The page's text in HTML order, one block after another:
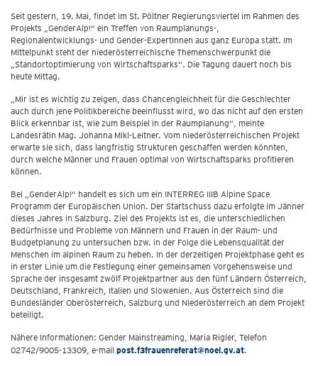
Seit gestern, 19. Mai, findet im St. Pöltner Regierungsviertel im Rahmen des
Projekts „GenderAlp!“ ein Treffen von Raumplanungs-,
Regionalentwicklungs- und Gender-ExpertInnen aus ganz Europa statt. Im
Mittelpunkt steht der niederösterreichische Themenschwerpunkt die
„Standortoptimierung von Wirtschaftsparks“. Die Tagung dauert noch bis
heute Mittag.
„Mir ist es wichtig zu zeigen, dass Chancengleichheit für die Geschlechter
auch durch jene Politikbereiche beeinflusst wird, wo das nicht auf den ersten
Blick erkennbar ist, wie zum Beispiel in der Raumplanung“, meinte
Landesrätin Mag. Johanna Mikl-Leitner. Vom niederösterreichischen Projekt
erwarte sie sich, dass langfristig Strukturen geschaffen werden könnten,
durch welche Männer und Frauen optimal von Wirtschaftsparks profitieren
können.
Bei „GenderAlp!“ handelt es sich um ein INTERREG IIIB Alpine Space
Programm der Europäischen Union. Der Startschuss dazu erfolgte im Jänner
dieses Jahres in Salzburg. Ziel des Projekts ist es, die unterschiedlichen
Bedürfnisse und Probleme von Männern und Frauen in der Raum- und
Budgetplanung zu untersuchen bzw. in der Folge die Lebensqualität der
Menschen im alpinen Raum zu heben. In der derzeitigen Projektphase geht es
in erster Linie um die Festlegung einer gemeinsamen Vorgehensweise und
Sprache der insgesamt zwölf Projektpartner aus den fünf Ländern Österreich,
Deutschland, Frankreich, Italien und Slowenien. Aus Österreich sind die
Bundesländer Oberösterreich, Salzburg und Niederösterreich an dem Projekt
beteiligt.
Nähere Informationen: Gender Mainstreaming, Maria Rigler, Telefon
02742/9005-13309, e-mail post.f3frauenreferat@noel.gv.at.